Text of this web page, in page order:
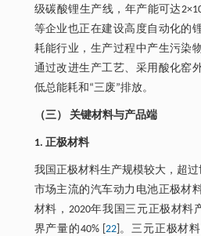
级碳酸锂生产线，年产能可达
等企业也正在建设高度自动化的
耗能行业，生产过程中产生污染
通过改进生产工艺、采用酸化窑
低总能耗和“三废”排放。
（三） 关键材料与产品端
1. 正极材料
我国正极材料生产规模较大，超
市场主流的汽车动力电池正极材
材料，2020年我国三元正极材料
界产量的40% [ 22]。三元正极材